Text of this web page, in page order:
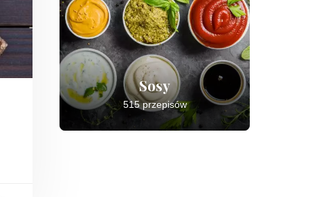
Sosy
515 przepisów